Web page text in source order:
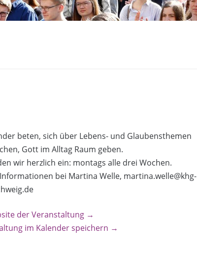
beten, sich über Lebens- und Glaubensthemen
Gott im Alltag Raum geben.
wir herzlich ein: montags alle drei Wochen.
bei Martina Welle, martina.welle@khg-
der Veranstaltung →
im Kalender speichern →